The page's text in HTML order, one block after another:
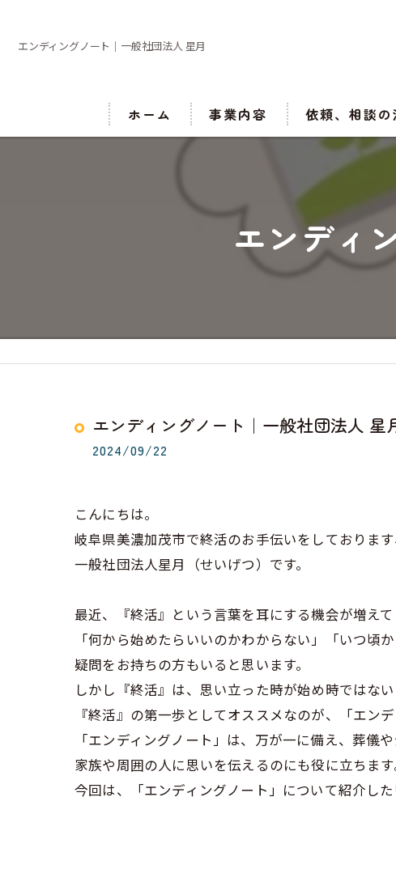
エンディングノート｜一般社団法人 星月
ホーム 事業内容 依頼、相談の
エンディ
エンディングノート｜一般社団法人 星
2024/09/22
こんにちは。
岐阜県美濃加茂市で終活のお手伝いをしております
一般社団法人星月（せいげつ）です。
最近、『終活』という言葉を耳にする機会が増えて
「何から始めたらいいのかわからない」「いつ頃
疑問をお持ちの方もいると思います。
しかし『終活』は、思い立った時が始め時ではな
『終活』の第一歩としてオススメなのが、「エン
「エンディングノート」は、万が一に備え、葬儀
家族や周囲の人に思いを伝えるのにも役に立ちます
今回は、「エンディングノート」について紹介した